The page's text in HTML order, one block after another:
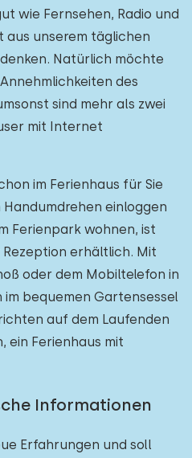
wie Fernsehen, Radio und
aus unserem täglichen
Natürlich möchte
des
sind mehr als zwei
mit Internet
im Ferienhaus für Sie
Handumdrehen einloggen
Ferienpark wohnen, ist
erhältlich. Mit
oder dem Mobiltelefon in
im bequemen Gartensessel
auf dem Laufenden
ein Ferienhaus mit
Informationen
Erfahrungen und soll